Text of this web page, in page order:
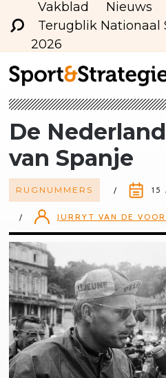
Vakblad Nieuws
Terugblik Nationaal
2026
De
van Spanje
RUGNUMMERS 15
JURRYT VAN DE